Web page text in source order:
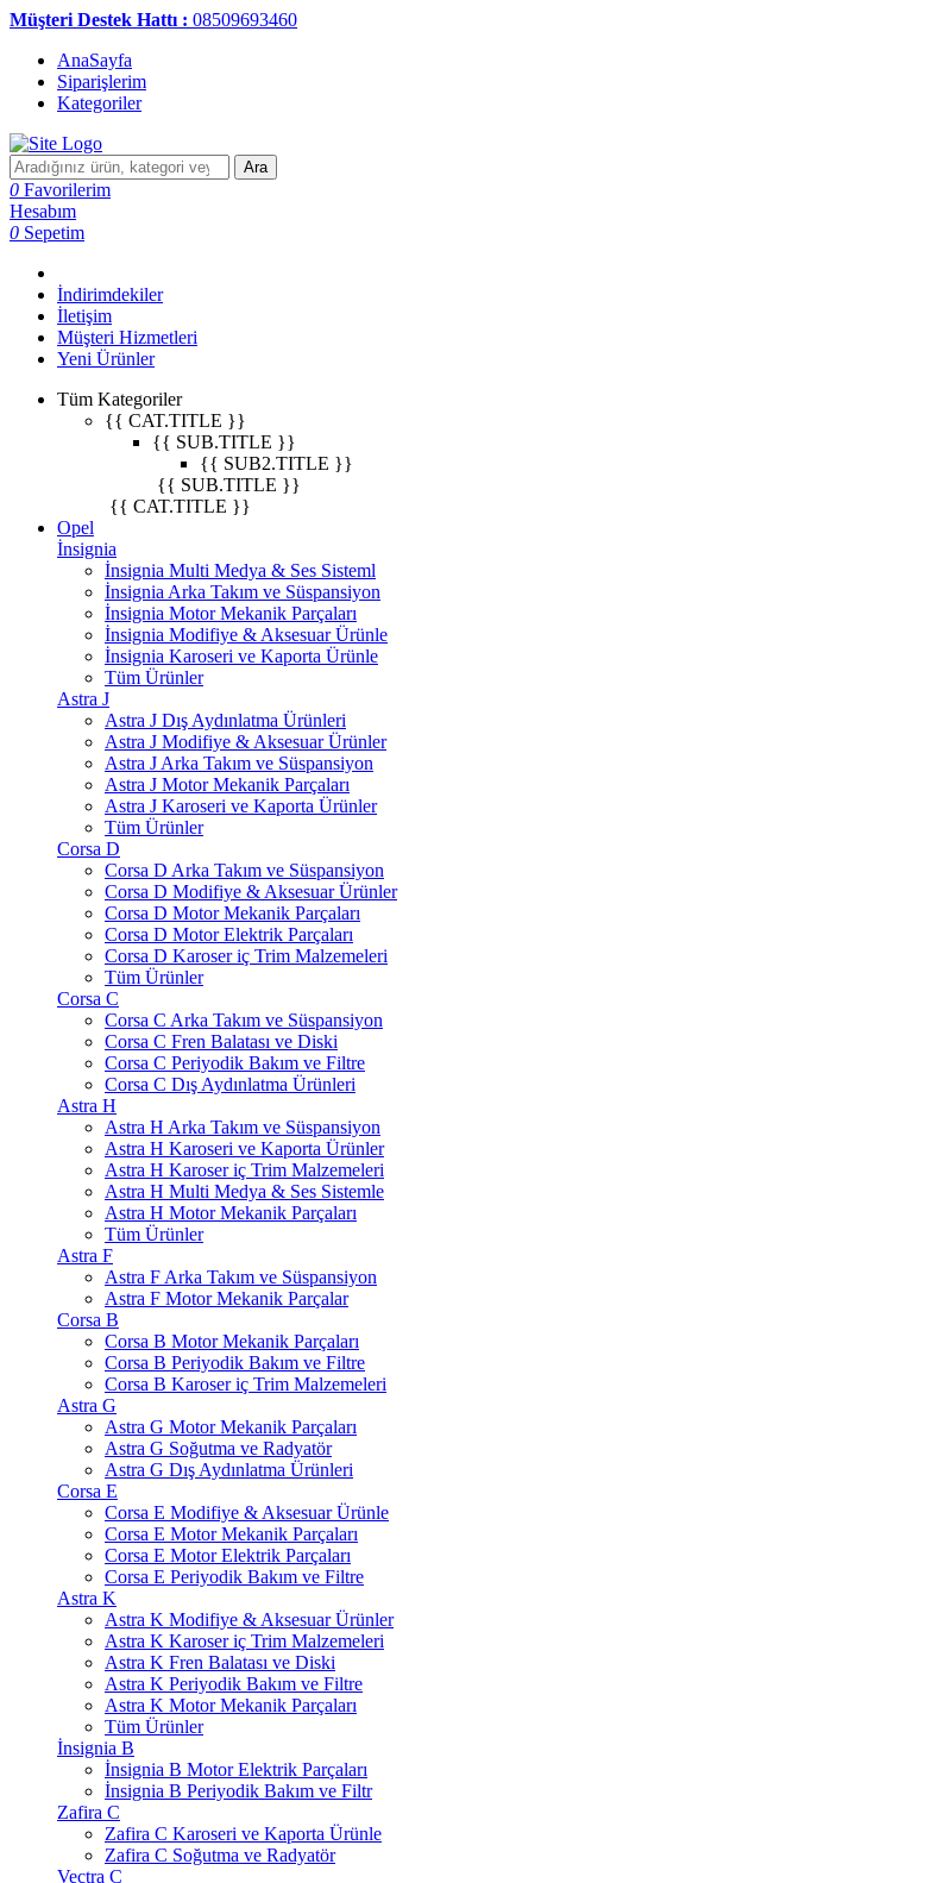
Müşteri Destek Hattı : 08509693460
AnaSayfa
Siparişlerim
Kategoriler
Ara
0 Favorilerim
Hesabım
0 Sepetim
İndirimdekiler
İletişim
Müşteri Hizmetleri
Yeni Ürünler
Tüm Kategoriler
{{ CAT.TITLE }}
{{ SUB.TITLE }}
{{ SUB2.TITLE }}
{{ SUB.TITLE }}
{{ CAT.TITLE }}
Opel
İnsignia
İnsignia Multi Medya & Ses Sisteml
İnsignia Arka Takım ve Süspansiyon
İnsignia Motor Mekanik Parçaları
İnsignia Modifiye & Aksesuar Ürünle
İnsignia Karoseri ve Kaporta Ürünle
Tüm Ürünler
Astra J
Astra J Dış Aydınlatma Ürünleri
Astra J Modifiye & Aksesuar Ürünler
Astra J Arka Takım ve Süspansiyon
Astra J Motor Mekanik Parçaları
Astra J Karoseri ve Kaporta Ürünler
Tüm Ürünler
Corsa D
Corsa D Arka Takım ve Süspansiyon
Corsa D Modifiye & Aksesuar Ürünler
Corsa D Motor Mekanik Parçaları
Corsa D Motor Elektrik Parçaları
Corsa D Karoser iç Trim Malzemeleri
Tüm Ürünler
Corsa C
Corsa C Arka Takım ve Süspansiyon
Corsa C Fren Balatası ve Diski
Corsa C Periyodik Bakım ve Filtre
Corsa C Dış Aydınlatma Ürünleri
Astra H
Astra H Arka Takım ve Süspansiyon
Astra H Karoseri ve Kaporta Ürünler
Astra H Karoser iç Trim Malzemeleri
Astra H Multi Medya & Ses Sistemle
Astra H Motor Mekanik Parçaları
Tüm Ürünler
Astra F
Astra F Arka Takım ve Süspansiyon
Astra F Motor Mekanik Parçalar
Corsa B
Corsa B Motor Mekanik Parçaları
Corsa B Periyodik Bakım ve Filtre
Corsa B Karoser iç Trim Malzemeleri
Astra G
Astra G Motor Mekanik Parçaları
Astra G Soğutma ve Radyatör
Astra G Dış Aydınlatma Ürünleri
Corsa E
Corsa E Modifiye & Aksesuar Ürünle
Corsa E Motor Mekanik Parçaları
Corsa E Motor Elektrik Parçaları
Corsa E Periyodik Bakım ve Filtre
Astra K
Astra K Modifiye & Aksesuar Ürünler
Astra K Karoser iç Trim Malzemeleri
Astra K Fren Balatası ve Diski
Astra K Periyodik Bakım ve Filtre
Astra K Motor Mekanik Parçaları
Tüm Ürünler
İnsignia B
İnsignia B Motor Elektrik Parçaları
İnsignia B Periyodik Bakım ve Filtr
Zafira C
Zafira C Karoseri ve Kaporta Ürünle
Zafira C Soğutma ve Radyatör
Vectra C